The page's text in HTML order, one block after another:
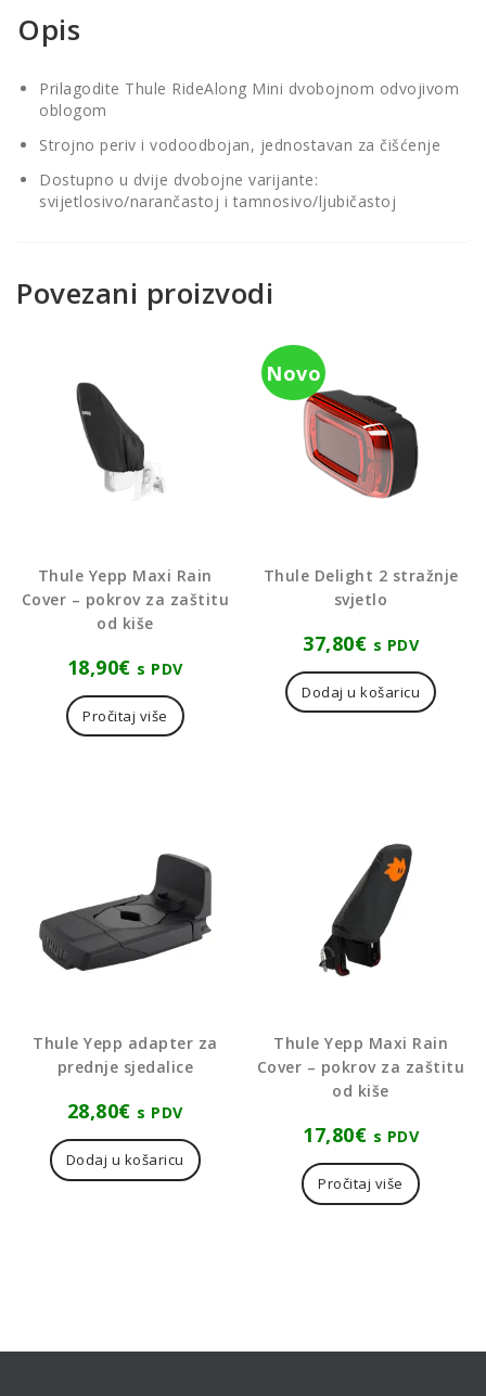
Opis
Prilagodite Thule RideAlong Mini dvobojnom odvojivom
oblogom
Strojno periv i vodoodbojan, jednostavan za čišćenje
Dostupno u dvije dvobojne varijante:
svijetlosivo/narančastoj i tamnosivo/ljubičastoj
Povezani proizvodi
Thule Yepp Maxi Rain
Cover – pokrov za zaštitu
od kiše
18,90€ s PDV
Pročitaj više
Novo
Thule Delight 2 stražnje
svjetlo
37,80€ s PDV
Dodaj u košaricu
Thule Yepp adapter za
prednje sjedalice
28,80€ s PDV
Dodaj u košaricu
Thule Yepp Maxi Rain
Cover – pokrov za zaštitu
od kiše
17,80€ s PDV
Pročitaj više